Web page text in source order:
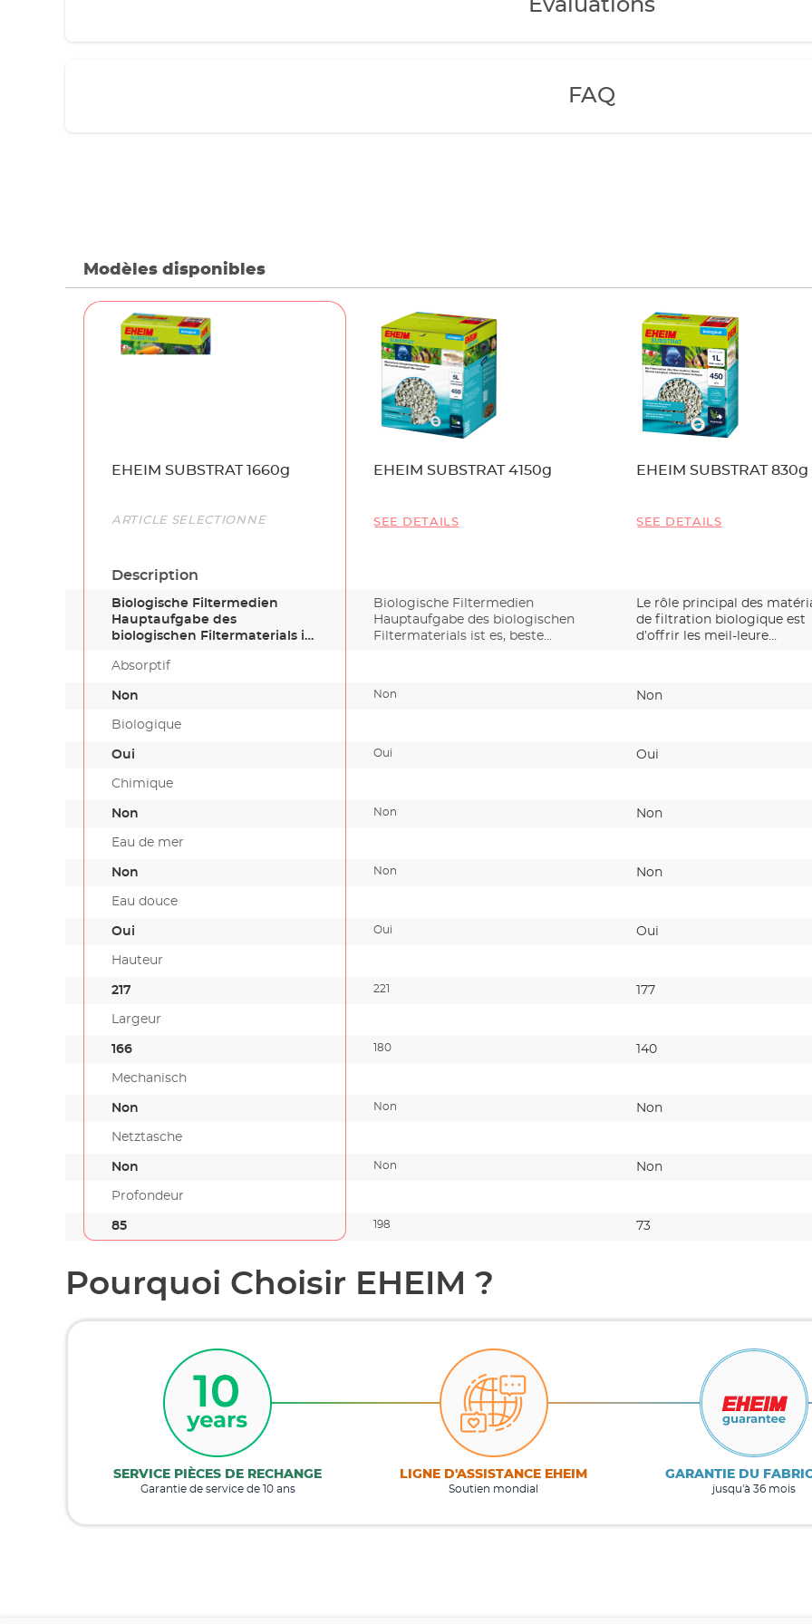
Évaluations
FAQ
Modèles disponibles
Name
EHEIM SUBSTRAT 1660g EHEIM SUBSTRAT 4150g EHEIM SUBSTRAT 830g
Link
ARTICLE SÉLECTIONNÉ SEE DETAILS SEE DETAILS
Description
Biologische Filtermedien
Hauptaufgabe des
biologischen Filtermaterials ist
Biologische Filtermedien
Hauptaufgabe des biologischen
Filtermaterials ist es, beste…
Le rôle principal des
de filtration biologique est
d’offrir les meil-leure…
Absorptif
Non Non Non
Biologique
Oui Oui Oui
Chimique
Non Non Non
Eau de mer
Non Non Non
Eau douce
Oui Oui Oui
Hauteur
217 221 177
Largeur
166 180 140
Mechanisch
Non Non Non
Netztasche
Non Non Non
Profondeur
85 198 73
Pourquoi Choisir EHEIM ?
SERVICE PIÈCES DE RECHANGE
Garantie de service de 10 ans
LIGNE D'ASSISTANCE EHEIM
Soutien mondial
GARANTIE DU
jusqu'à 36 mois